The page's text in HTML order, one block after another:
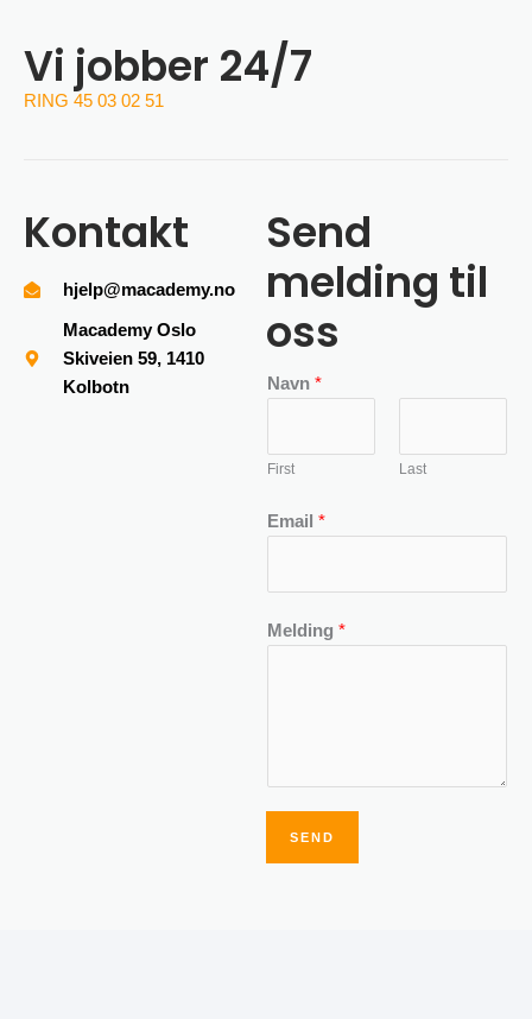
Vi jobber 24/7
RING 45 03 02 51
Kontakt
hjelp@macademy.no
Macademy Oslo
Skiveien 59, 1410
Kolbotn
Send
melding til
oss
Navn *
First Last
Email *
Melding *
SEND